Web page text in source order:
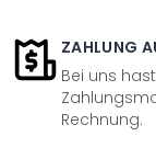
ZAHLUNG
Bei uns
Rechnung.